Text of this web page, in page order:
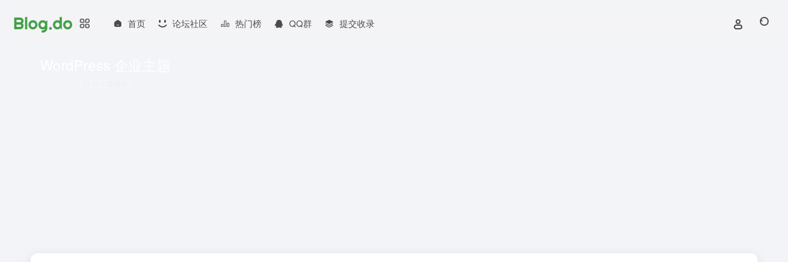
首页 论坛社区 热门榜 QQ群 提交收录